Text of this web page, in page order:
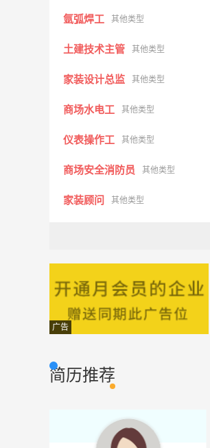
氩弧焊工 其他类型
土建技术主管 其他类型
家装设计总监 其他类型
商场水电工 其他类型
仪表操作工 其他类型
商场安全消防员 其他类型
家装顾问 其他类型
绘图员 其他类型
水电工程师 其他类型
导购 其他类型
预结算员 其他类型
广告
简历推荐